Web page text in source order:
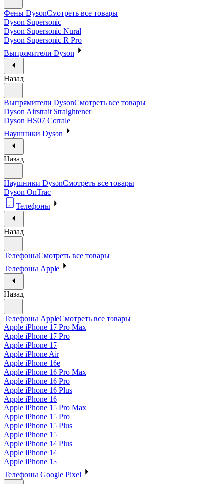
Фены DysonСмотреть все товары
Dyson Supersonic
Dyson Supersonic Nural
Dyson Supersonic R Pro
Выпрямители Dyson
Назад
Выпрямители DysonСмотреть все товары
Dyson Airstrait Straightener
Dyson HS07 Corrale
Наушники Dyson
Назад
Наушники DysonСмотреть все товары
Dyson OnTrac
Телефоны
Назад
ТелефоныСмотреть все товары
Телефоны Apple
Назад
Телефоны AppleСмотреть все товары
Apple iPhone 17 Pro Max
Apple iPhone 17 Pro
Apple iPhone 17
Apple iPhone Air
Apple iPhone 16e
Apple iPhone 16 Pro Max
Apple iPhone 16 Pro
Apple iPhone 16 Plus
Apple iPhone 16
Apple iPhone 15 Pro Max
Apple iPhone 15 Pro
Apple iPhone 15 Plus
Apple iPhone 15
Apple iPhone 14 Plus
Apple iPhone 14
Apple iPhone 13
Телефоны Google Pixel